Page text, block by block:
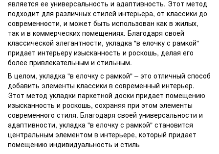
является ее универсальность и адаптивность. Этот метод
подходит для различных стилей интерьера, от классики до
современности, и может быть использован как в жилых,
так и в коммерческих помещениях. Благодаря своей
классической элегантности, укладка "в елочку с рамкой"
придает интерьеру изысканность и роскошь, делая его
более привлекательным и стильным.
В целом, укладка "в елочку с рамкой" – это отличный способ
добавить элементы классики в современный интерьер.
Этот метод укладки паркетной доски придает помещению
изысканность и роскошь, сохраняя при этом элементы
современного стиля. Благодаря своей универсальности и
адаптивности, укладка "в елочку с рамкой" становится
центральным элементом в интерьере, который придает
помещению индивидуальность и стиль